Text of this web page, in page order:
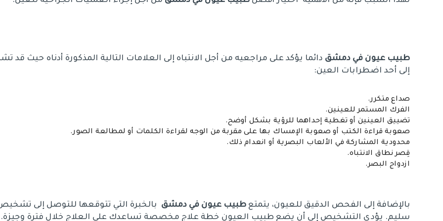
طبيب عيون في دمشق دائما يؤكد على مراجعيه من أجل الانتباه إلى العلامات التالية المذكورة أدناه حيث قد
إلى أحد اضطرابات العين:
صداع متكرر.
الفرك المستمر للعينين.
تضييق العينين أو تغطية إحداهما للرؤية بشكل أوضح.
صعوبة قراءة الكتب أو صعوبة الإمساك بها على مقربة من الوجه لقراءة الكلمات أو لمطالعة الصور.
محدودية المشاركة في الألعاب البصرية أو انعدام ذلك.
قِصر نطاق الانتباه.
ازدواج البصر.
بالإضافة إلى الفحص الدقيق للعيون، يتمتعطبيب عيون في دمشق
بالخبرة التي تتوقعها للتوصل إلى
سليم. يؤدي التشخيص إلى أن يضع طبيب العيون خطة علاج مخصصة تساعدك على العلاج خلال فترة وجيزة.